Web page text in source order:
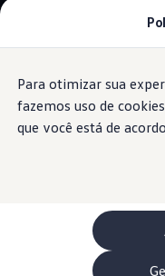
Para otimizar sua
fazemos uso de
que você está de
Conteúdo
principal
Modelos 0 km e
Vendas diretas
Volks Agro
Encontre
Padrão Volks
Tera
Golf GTI
Serviços, Peças e
Acessórios
Sistema